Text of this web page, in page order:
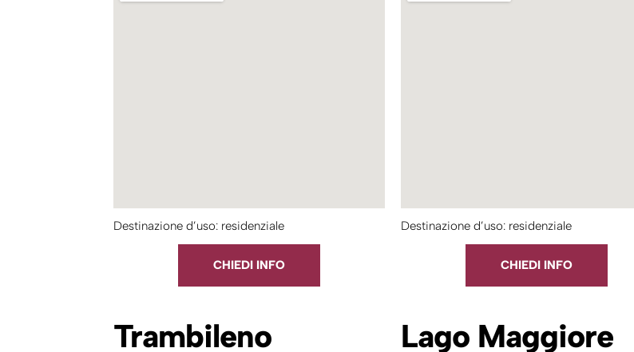
Destinazione d’uso: residenziale
CHIEDI INFO
Destinazione d’uso: residenziale
CHIEDI INFO
Trambileno Lago Maggiore